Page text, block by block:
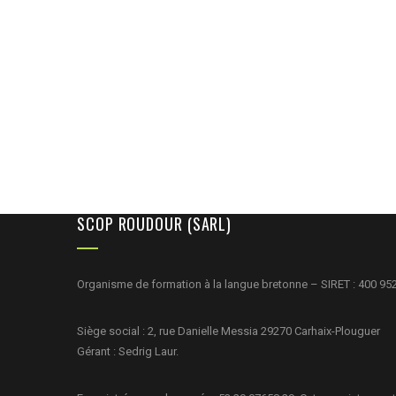
SCOP ROUDOUR (SARL)
Organisme de formation à la langue bretonne – SIRET : 400
Siège social : 2, rue Danielle Messia 29270 Carhaix-Plouguer
Gérant : Sedrig Laur.